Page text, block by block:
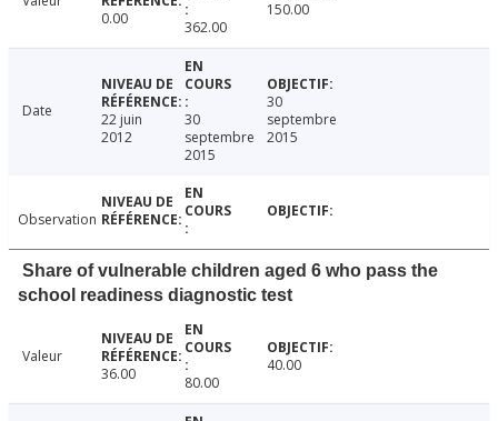
0.00
362.00
150.00
Date
22 juin
2012
30
septembre
2015
30
septembre
2015
Observation
Share of vulnerable children aged 6 who pass the
school readiness diagnostic test
Valeur
36.00
80.00
40.00